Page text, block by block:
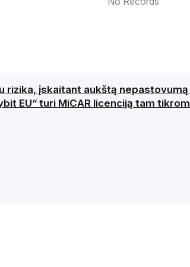
įskaitant aukštą
EU“ turi MiCAR licenciją tam